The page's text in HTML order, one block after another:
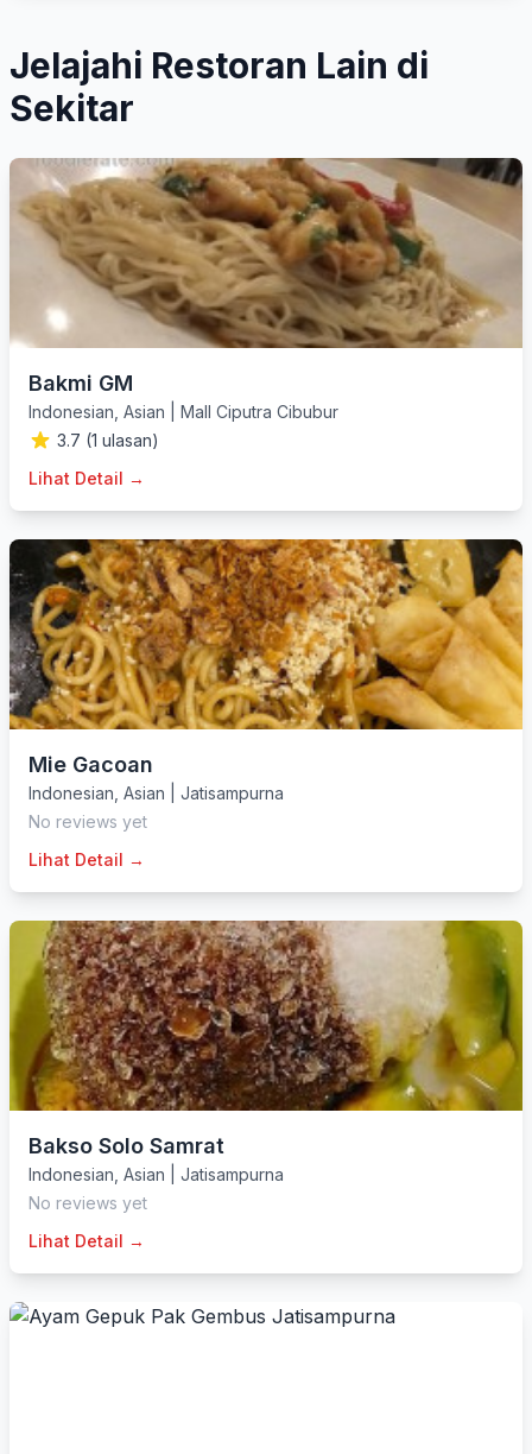
Jelajahi Restoran Lain di
Sekitar
Bakmi GM
Indonesian Asian
Mall Ciputra Cibubur
3.7 (1 ulasan)
Lihat Detail →
Mie Gacoan
Indonesian Asian
Jatisampurna
No reviews yet
Lihat Detail →
Bakso Solo Samrat
Indonesian Asian
Jatisampurna
No reviews yet
Lihat Detail →